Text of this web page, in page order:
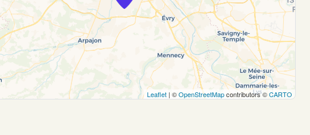
Leaflet | ©OpenStreetMapcontributors ©CARTO